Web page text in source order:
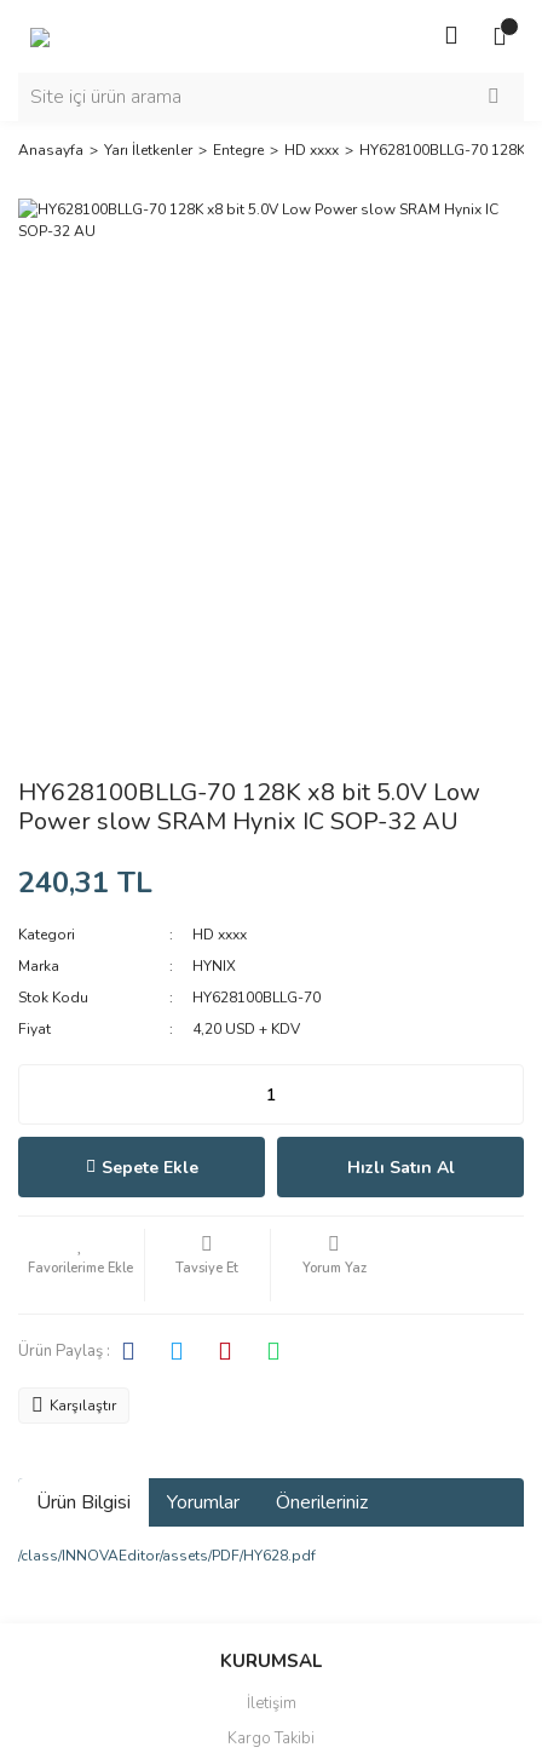
Anasayfa Yarı İletkenler Entegre HD xxxx HY628100BLLG-70 128K
HY628100BLLG-70 128K x8 bit 5.0V Low
Power slow SRAM Hynix IC SOP-32 AU
240,31 TL
Kategori
HD xxxx
Marka
HYNIX
Stok Kodu
HY628100BLLG-70
Fiyat
4,20 USD + KDV
Sepete Ekle Hızlı Satın Al
Tavsiye Et Yorum Yaz
Ürün Paylaş :
Karşılaştır
Ürün Bilgisi Yorumlar Önerileriniz
/class/INNOVAEditor/assets/PDF/HY628.pdf
Bu ürüne ilk yorumu siz yapın!
Yorum Yaz
Ürün resmi kalitesiz, bozuk veya görüntülenemiyor.
KURUMSAL
İletişim
Kargo Takibi